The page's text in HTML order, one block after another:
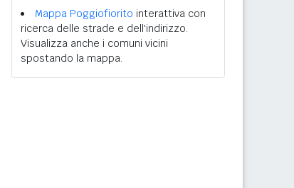
Mappa Poggiofiorito interattiva con
ricerca delle strade e dell'indirizzo.
Visualizza anche i comuni vicini
spostando la mappa.